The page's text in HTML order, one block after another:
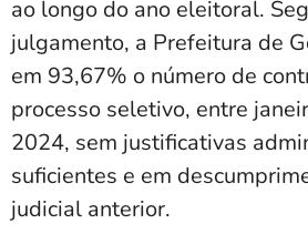
ao longo do ano eleitoral.
julgamento, a Prefeitura de
em 93,67% o número de
processo seletivo, entre
2024, sem justificativas
suficientes e em
judicial anterior.